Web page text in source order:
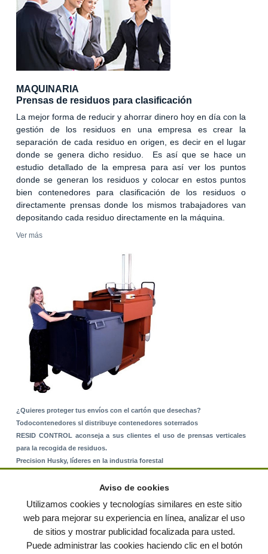
MAQUINARIA
Prensas de residuos para clasificación
La mejor forma de reducir y ahorrar dinero hoy en día con la
gestión de los residuos en una empresa es crear la
separación de cada residuo en origen, es decir en el lugar
donde se genera dicho residuo. Es así que se hace un
estudio detallado de la empresa para así ver los puntos
donde se generan los residuos y colocar en estos puntos
bien contenedores para clasificación de los residuos o
directamente prensas donde los mismos trabajadores van
depositando cada residuo directamente en la máquina.
Ver más
¿Quieres proteger tus envíos con el cartón que desechas?
Todocontenedores sl distribuye contenedores soterrados
RESID CONTROL aconseja a sus clientes el uso de prensas verticales
para la recogida de residuos.
Precision Husky, líderes en la industria forestal
© residuos.com - Todos los derechos reservados Política de privacidad
Condiciones de uso|Contacto |Editores|Mapa web|Preguntas frecuentes|Publica
Aviso de cookies
Utilizamos cookies y tecnologías similares en este sitio
web para mejorar su experiencia en línea, analizar el uso
de sitios y mostrar publicidad focalizada para usted.
Puede administrar las cookies haciendo clic en el botón